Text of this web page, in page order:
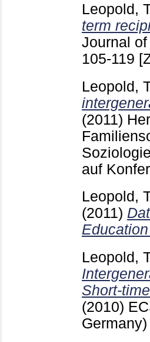
Leopold,
term
Journal
105-119
Leopold,
(2011)
auf
Leopold,
(2011)
Leopold,
Short-
(2010)
Germany)